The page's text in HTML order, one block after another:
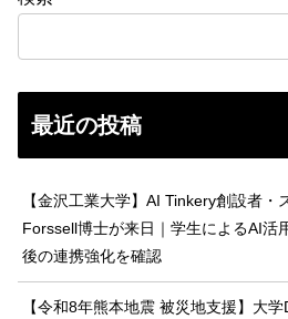
最近の投稿
【金沢工業大学】AI Tinkery創設者
Forssell博士が来日｜学生によるAI活
後の連携強化を確認
【令和8年熊本地震 被災地支援】大